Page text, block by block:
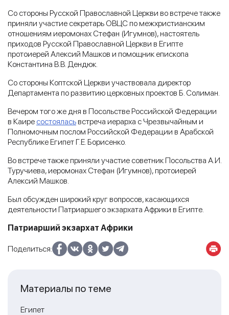
Со стороны Русской Православной Церкви во встрече также
приняли участие секретарь ОВЦС по межхристианским
отношениям иеромонах Стефан (Игумнов), настоятель
приходов Русской Православной Церкви в Египте
протоиерей Алексий Машков и помощник епископа
Константина В.В. Дендюк.
Со стороны Коптской Церкви участвовала директор
Департамента по развитию церковных проектов Б. Солиман.
Вечером того же дня в Посольстве Российской Федерации
в Каире состояласьвстреча иерарха с Чрезвычайным и
Полномочным послом Российской Федерации в Арабской
Республике Египет Г.Е. Борисенко.
Во встрече также приняли участие советник Посольства А.И.
Туручиева, иеромонах Стефан (Игумнов), протоиерей
Алексий Машков.
Был обсужден широкий круг вопросов, касающихся
деятельности Патриаршего экзархата Африки в Египте.
Патриарший экзархат Африки
Поделиться:
Материалы по теме
Египет